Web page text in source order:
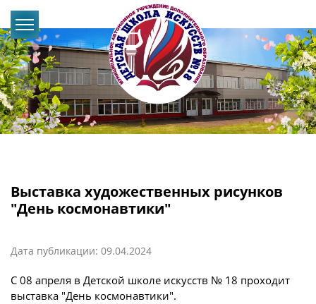
Выставка художественных рисунков
"День космонавтики"
Дата публикации: 09.04.2024
С 08 апреля в Детской школе искусств № 18 проходит
выставка "День космонавтики".